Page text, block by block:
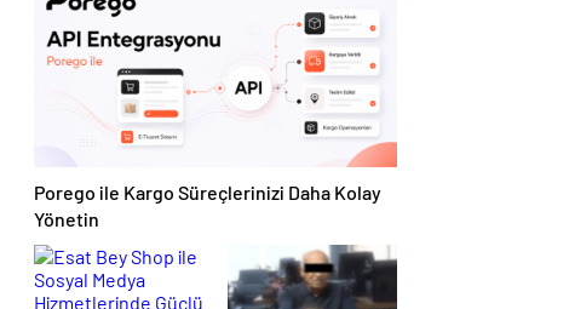
Porego ile Kargo Süreçlerinizi Daha Kolay
Yönetin